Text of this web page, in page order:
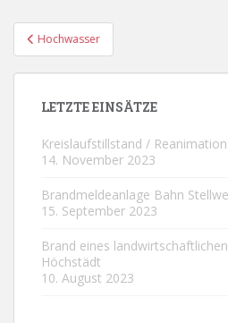
Beitragsnavigation
Hochwasser
LETZTE EINSÄTZE
Kreislaufstillstand / Reanimation
14. November 2023
Brandmeldeanlage Bahn
15. September 2023
Brand eines
Höchstädt
10. August 2023